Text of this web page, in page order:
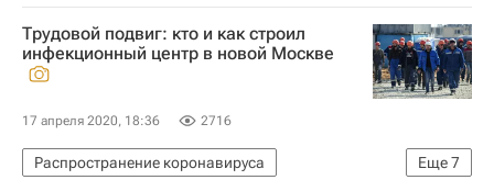
Федеральное агентство по управлению государственным имуществом (Росимущество)
Российская академия народного хозяйства и государственной службы при Президенте РФ (РАНХиГС)
Трудовой подвиг: кто и как строил
инфекционный центр в новой Москве
17 апреля 2020, 18:36 2716
Еще7
Распространение коронавируса